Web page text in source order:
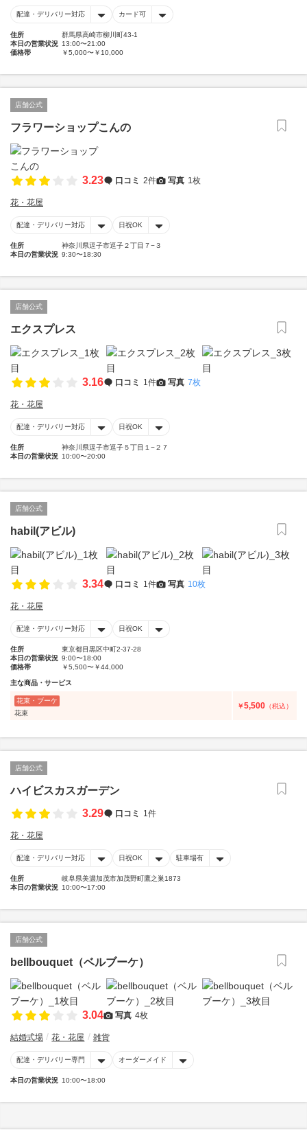
配達・デリバリー対応 カード可
住所
群馬県高崎市柳川町43-1
本日の営業状況 13:00〜21:00
価格帯
￥5,000〜￥10,000
店舗公式
フラワーショップこんの
3.23 口コミ 2件 写真 1枚
花・花屋
配達・デリバリー対応 日祝OK
住所
神奈川県逗子市逗子２丁目７−３
本日の営業状況 9:30〜18:30
店舗公式
エクスプレス
3.16 口コミ 1件 写真 7枚
花・花屋
配達・デリバリー対応 日祝OK
住所
神奈川県逗子市逗子５丁目１−２７
本日の営業状況 10:00〜20:00
店舗公式
habil(アビル)
3.34 口コミ 1件 写真 10枚
花・花屋
配達・デリバリー対応 日祝OK
住所
東京都目黒区中町2-37-28
本日の営業状況 9:00〜18:00
価格帯
￥5,500〜￥44,000
主な商品・サービス
花束・ブーケ
花束
￥5,500 （税込）
店舗公式
ハイビスカスガーデン
3.29
口コミ 1件
花・花屋
配達・デリバリー対応 日祝OK 駐車場有
住所
岐阜県美濃加茂市加茂野町鷹之巣1873
本日の営業状況 10:00〜17:00
店舗公式
bellbouquet（ベルブーケ）
3.04 写真 4枚
結婚式場 花・花屋 雑貨
配達・デリバリー専門 オーダーメイド
本日の営業状況 10:00〜18:00